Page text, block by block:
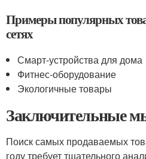
Примеры популярных
сетях
Смарт-устройства для дома
Фитнес-оборудование
Экологичные товары
Заключительные
Поиск самых продаваемых
году требует тщательного